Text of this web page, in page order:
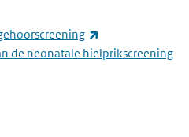
de neonatale hielprikscreening